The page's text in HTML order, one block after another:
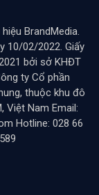
BrandMedia.
10/02/2022. Giấy
bởi sở KHĐT
ty Cổ phần
thuộc khu đô
Việt Nam Email:
Hotline: 028 66